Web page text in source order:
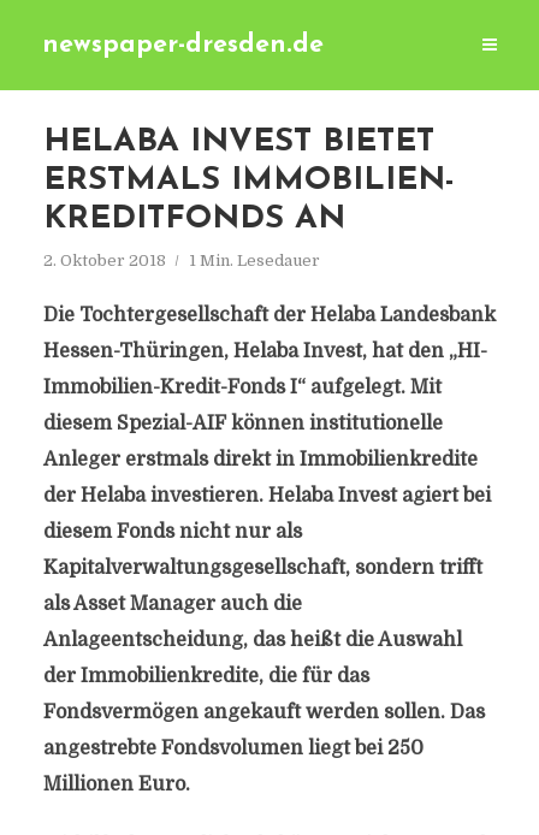
newspaper-dresden.de
HELABA INVEST BIETET
ERSTMALS IMMOBILIEN-
KREDITFONDS AN
2. Oktober 2018 1 Min. Lesedauer
Die Tochtergesellschaft der Helaba Landesbank
Hessen-Thüringen, Helaba Invest, hat den „HI-
Immobilien-Kredit-Fonds I“ aufgelegt. Mit
diesem Spezial-AIF können institutionelle
Anleger erstmals direkt in Immobilienkredite
der Helaba investieren. Helaba Invest agiert bei
diesem Fonds nicht nur als
Kapitalverwaltungsgesellschaft, sondern trifft
als Asset Manager auch die
Anlageentscheidung, das heißt die Auswahl
der Immobilienkredite, die für das
Fondsvermögen angekauft werden sollen. Das
angestrebte Fondsvolumen liegt bei 250
Millionen Euro.